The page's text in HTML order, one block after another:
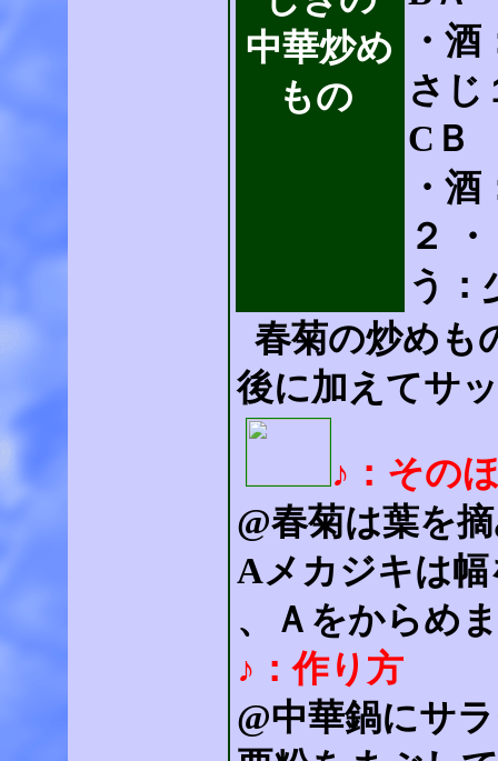
中華炒め
もの
・
さじ
CＢ
・
２
う：
春菊の炒めも
後に加えてサ
♪：その
@春菊は葉を
Aメカジキは
、Ａをからめ
♪：作り方
@中華鍋にサ